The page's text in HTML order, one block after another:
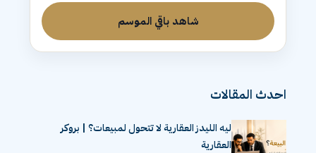
شاهد باقي الموسم
احدث المقالات
ليه الليدز العقارية لا تتحول لمبيعات؟ | بروكر
العقارية